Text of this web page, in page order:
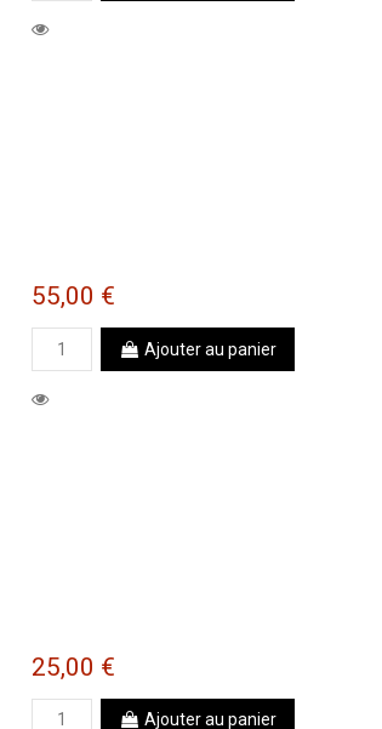
55,00 €
Ajouter au panier
25,00 €
Ajouter au panier